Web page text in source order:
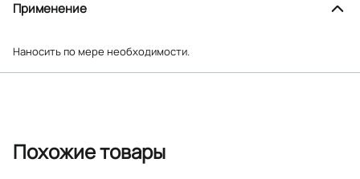
Применение
Наносить по мере необходимости.
Похожие товары